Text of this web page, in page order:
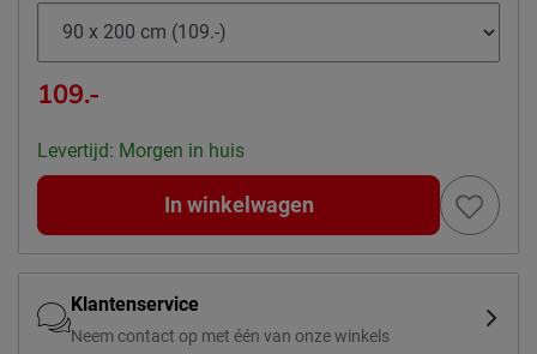
109.-
Levertijd: Morgen in huis
In winkelwagen
Klantenservice
Neem contact op met één van onze winkels